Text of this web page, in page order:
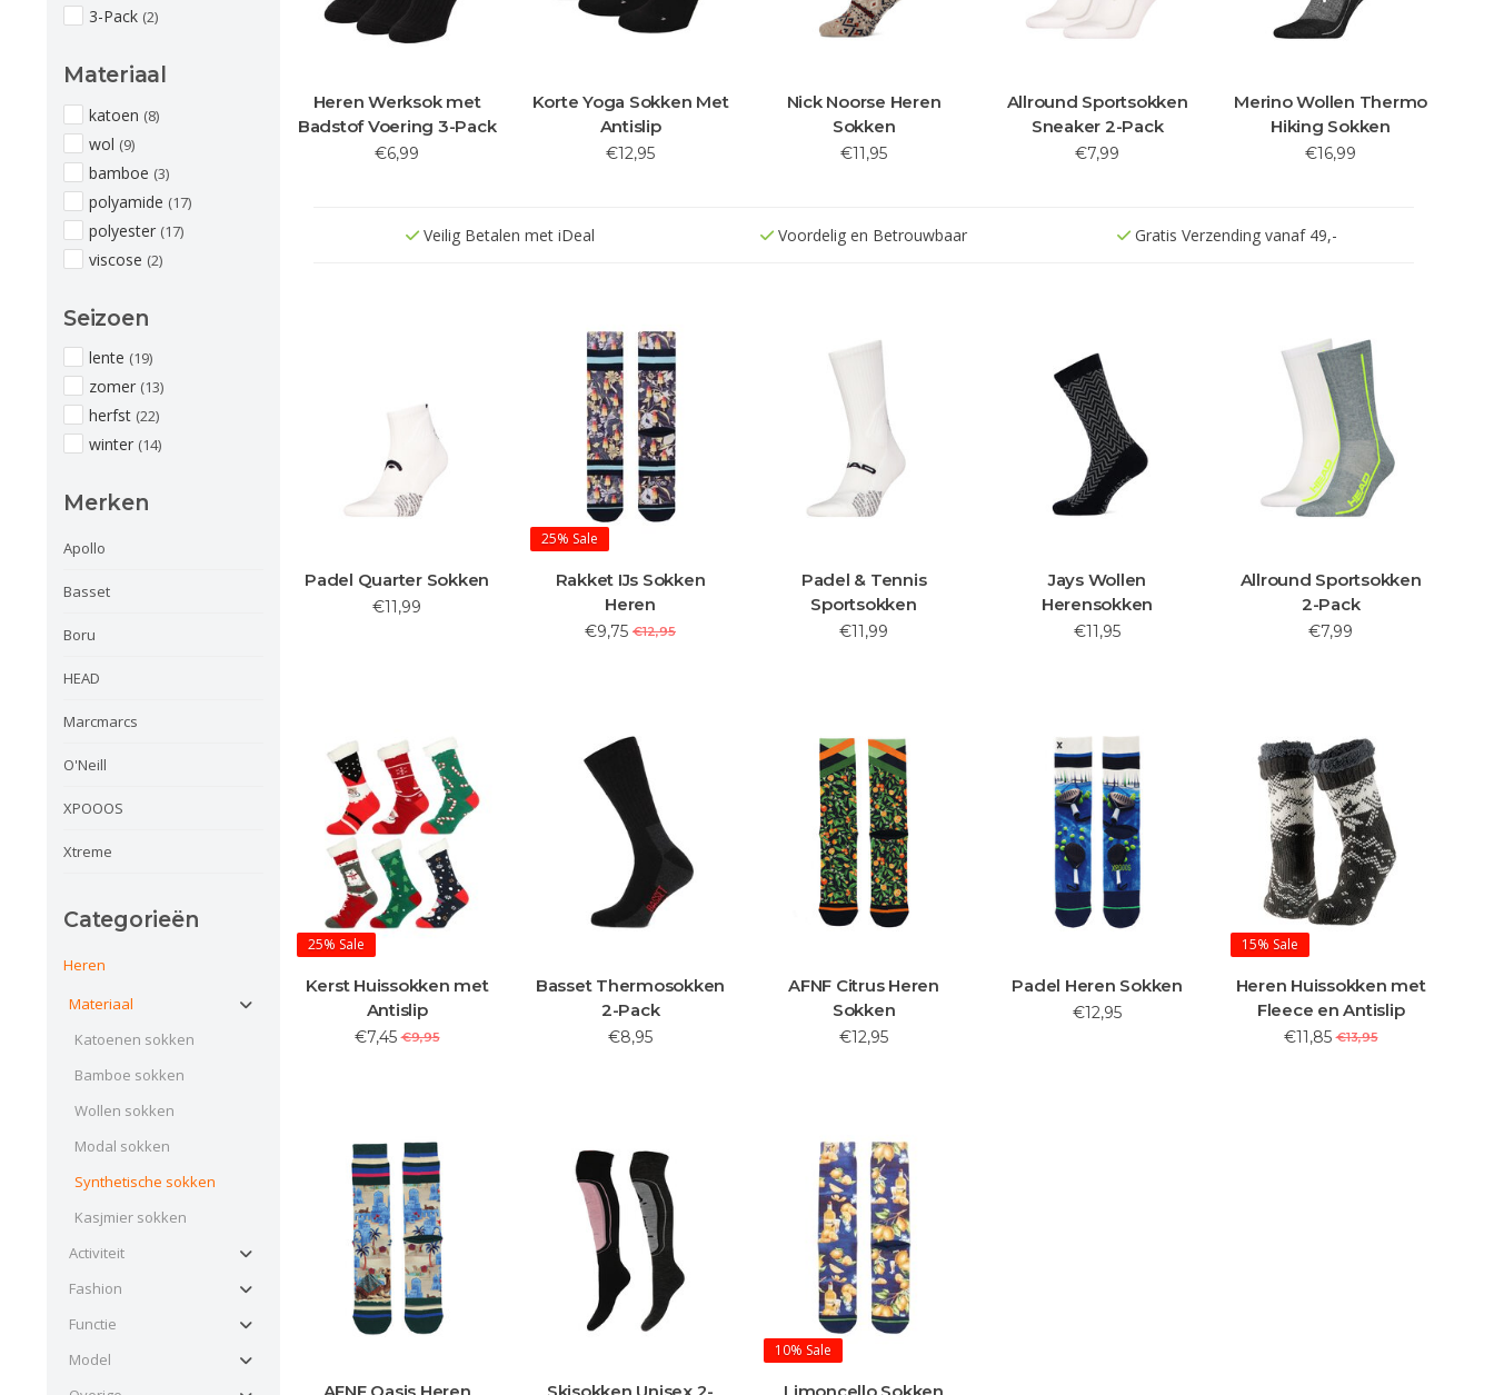
3-Pack (2)
Materiaal
katoen (8)
wol (9)
bamboe (3)
polyamide (17)
polyester (17)
viscose (2)
Seizoen
lente (19)
zomer (13)
herfst (22)
winter (14)
Merken
Apollo
Basset
Boru
HEAD
Marcmarcs
O'Neill
XPOOOS
Xtreme
Categorieën
Heren
Materiaal
Katoenen sokken
Bamboe sokken
Wollen sokken
Modal sokken
Synthetische sokken
Kasjmier sokken
Activiteit
Fashion
Functie
Model
Heren Werksok met
Badstof Voering 3-Pack
€6,99
Korte Yoga Sokken Met
Antislip
€12,95
Nick Noorse Heren
Sokken
€11,95
Allround Sportsokken
Sneaker 2-Pack
€7,99
Merino Wollen Thermo
Hiking Sokken
€16,99
Veilig Betalen met iDeal Voordelig en Betrouwbaar Gratis Verzending vanaf 49,-
Padel Quarter Sokken
€11,99
25% Sale
Rakket IJs Sokken
Heren
€9,75 €12,95
Padel & Tennis
Sportsokken
€11,99
Jays Wollen
Herensokken
€11,95
Allround Sportsokken
2-Pack
€7,99
25% Sale
Kerst Huissokken met
Antislip
€7,45 €9,95
Basset Thermosokken
2-Pack
€8,95
AFNF Citrus Heren
Sokken
€12,95
Padel Heren Sokken
€12,95
15% Sale
Heren Huissokken met
Fleece en Antislip
€11,85 €13,95
10% Sale